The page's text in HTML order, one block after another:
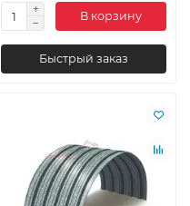
В корзину
Быстрый заказ